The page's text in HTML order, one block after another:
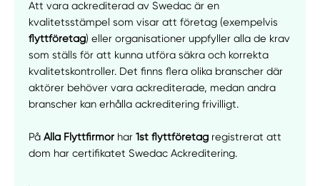
Att vara ackrediterad av Swedac är en
kvalitetsstämpel som visar att företag (exempelvis
flyttföretag) eller organisationer uppfyller alla de krav
som ställs för att kunna utföra säkra och korrekta
kvalitetskontroller. Det finns flera olika branscher där
aktörer behöver vara ackrediterade, medan andra
branscher kan erhålla ackreditering frivilligt.
PåAlla Flyttfirmor har1st flyttföretag registrerat att
dom har certifikatet Swedac Ackreditering.